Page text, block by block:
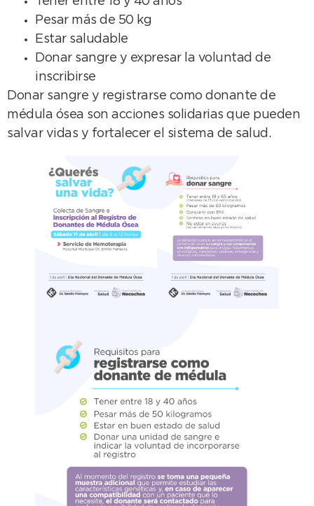
Pesar más de 50 kg
Estar saludable
Donar sangre y expresar la voluntad de
inscribirse
Donar sangre y registrarse como donante de
médula ósea son acciones solidarias que pueden
salvar vidas y fortalecer el sistema de salud.